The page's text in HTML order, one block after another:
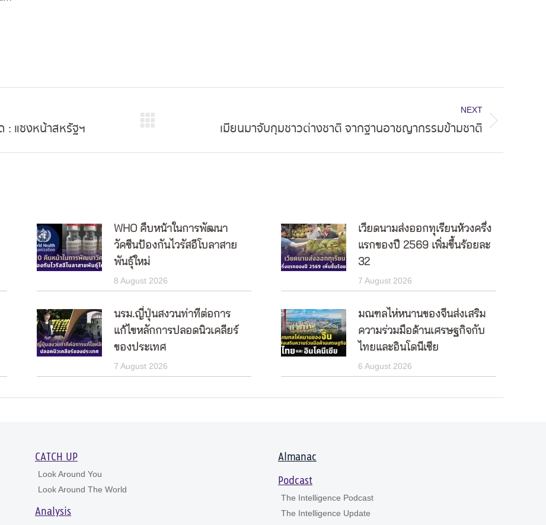
: แซงหน้าสหรัฐฯ
NEXT
เมียนมาจับกุมชาวต่างชาติ จากฐานอาชญากรรมข้ามชาติ
WHO คืบหน้าในการพัฒนา
วัคซีนป้องกันไวรัสอีโบลาสาย
พันธุ์ใหม่
8 August 2026
เวียดนามส่งออกทุเรียนห้วงครึ่ง
แรกของปี 2569 เพิ่มขึ้นร้อยละ
32
7 August 2026
นรม.ญี่ปุ่นสงวนท่าทีต่อการ
แก้ไขหลักการปลอดนิวเคลียร์
ของประเทศ
7 August 2026
มณฑลไห่หนานของจีนส่งเสริม
ความร่วมมือด้านเศรษฐกิจกับ
ไทยและอินโดนีเซีย
6 August 2026
CATCH UP
Look Around You
Look Around The World
Analysis
Almanac
Podcast
The Intelligence Podcast
The Intelligence Update